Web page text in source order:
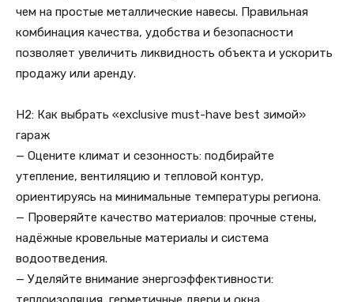
чем на простые металлические навесы. Правильная
комбинация качества, удобства и безопасности
позволяет увеличить ликвидность объекта и ускорить
продажу или аренду.
H2: Как выбрать «exclusive must-have best зимой»
гараж
— Оцените климат и сезонность: подбирайте
утепление, вентиляцию и тепловой контур,
ориентируясь на минимальные температуры региона.
— Проверяйте качество материалов: прочные стены,
надёжные кровельные материалы и система
водоотведения.
— Уделяйте внимание энергоэффективности: